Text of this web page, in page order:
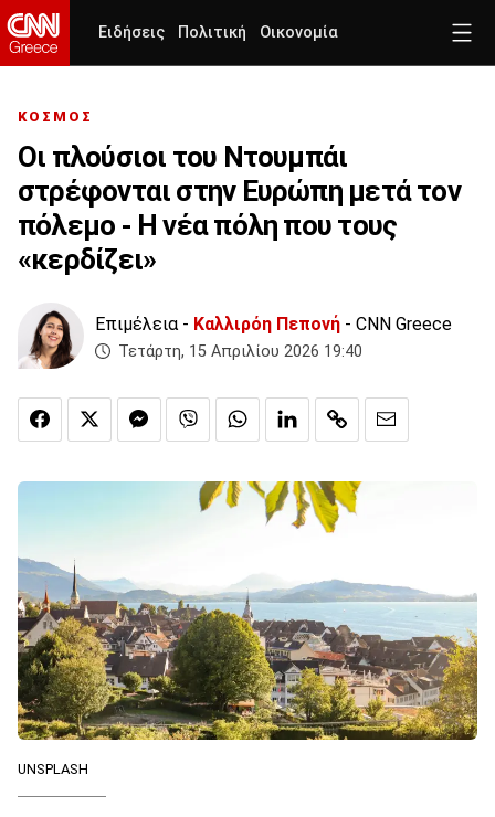
Ειδήσεις Πολιτική Οικονομία
ΚΟΣΜΟΣ
Οι πλούσιοι του Ντουμπάι
στρέφονται στην Ευρώπη μετά τον
πόλεμο - Η νέα πόλη που τους
«κερδίζει»
Επιμέλεια - Καλλιρόη Πεπονή - CNN Greece
Τετάρτη, 15 Απριλίου 2026 19:40
UNSPLASH